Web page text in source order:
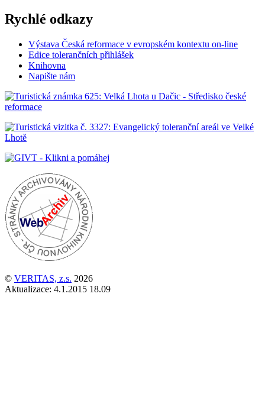
Rychlé odkazy
Výstava Česká reformace v evropském kontextu on-line
Edice tolerančních přihlášek
Knihovna
Napište nám
© VERITAS, z.s. 2026
Aktualizace: 4.1.2015 18.09